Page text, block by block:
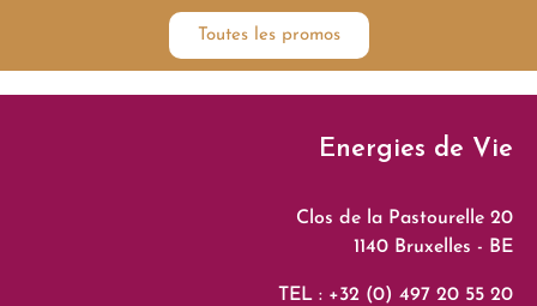
Toutes les promos
Energies de Vie
Clos de la Pastourelle 20
1140 Bruxelles - BE
TEL : +32 (0) 497 20 55 20